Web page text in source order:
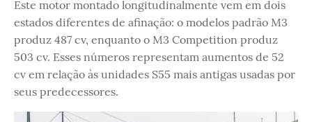
Este motor montado longitudinalmente vem em dois
estados diferentes de afinação: o modelos padrão M3
produz 487 cv, enquanto o M3 Competition produz
503 cv. Esses números representam aumentos de 52
cv em relação às unidades S55 mais antigas usadas por
seus predecessores.